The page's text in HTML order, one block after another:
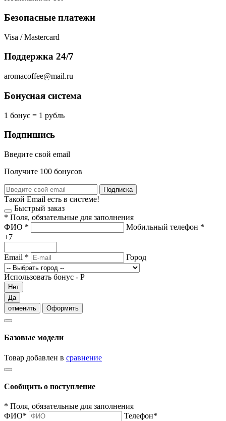
Безопасные платежи
Visa / Mastercard
Поддержка 24/7
aromacoffee@mail.ru
Бонусная система
1 бонус = 1 рубль
Подпишись
Введите свой email
Получите 100 бонусов
Подписка
Такой Email есть в системе!
Быстрый заказ
* Поля, обязательные для заполнения
ФИО * Мобильный телефон *
+7
Email * Город
Использовать бонус - Р
Нет
Да
отменить
Оформить
Базовые модели
Товар добавлен в сравнение
Сообщить о поступление
* Поля, обязательные для заполнения
ФИО* Телефон*